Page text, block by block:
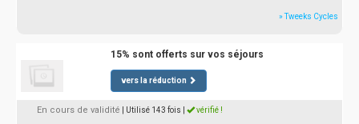
» Tweeks Cycles
15% sont offerts sur vos séjours
vers la réduction
En cours de validité | Utilisé 143 fois vérifié !